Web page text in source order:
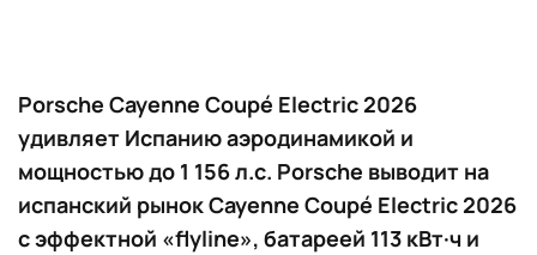
Porsche Cayenne Coupé Electric 2026
удивляет Испанию аэродинамикой и
мощностью до 1 156 л.с. Porsche выводит на
испанский рынок Cayenne Coupé Electric 2026
с эффектной «flyline», батареей 113 кВт·ч и